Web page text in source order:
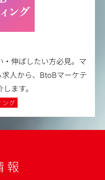
伸ばしたい方必見。マ
人から、BtoBマーケテ
ます。
ング
報